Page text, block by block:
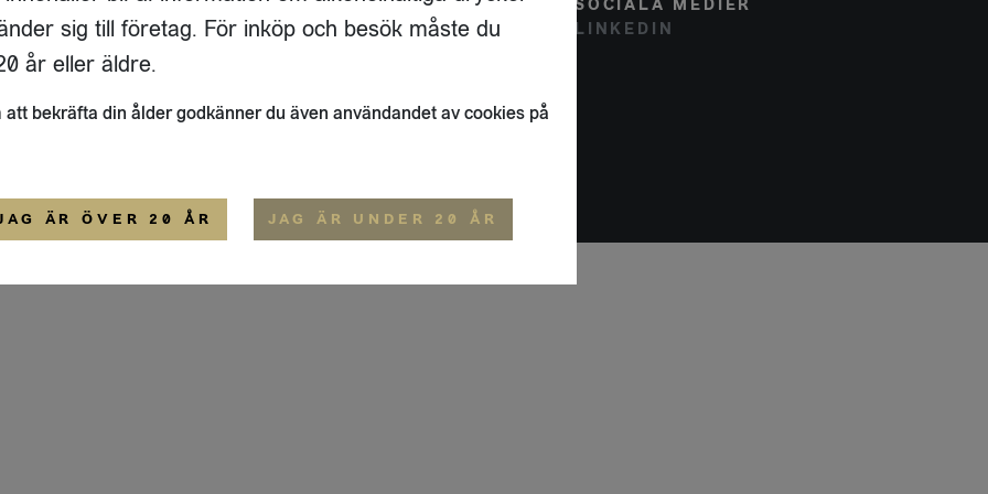
17 A
STOCKHOLM
FLAIVY
OM OSS
SOCIALA MEDIER
LINKEDIN
ALLMÄNNA VILLKOR
sig till företag. För inköp och besök måste du
år eller äldre.
att bekräfta din ålder godkänner du även användandet av cookies på
ÄR ÖVER 20 ÅR JAG ÄR UNDER 20 ÅR